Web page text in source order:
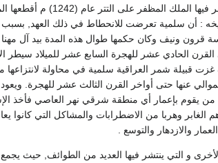
وملوك حماة التقويين وبعد
: أن سلمية تعرضت للانحطاط في ذلك العهد, بسبب
ونيف وكان حكمها طوال هذه المدة بيد آل مهنا
القرن الحادي عشر للهجرة السابع عشر للميلاد
قبيلة شمر العراقية سلمية في محاولة
من يقوم بإعمار أي منطقة شرقي نهر العاصي فأخذ
الغابر وهربا من الاضطرابات والمشاكل التي كانوا
والازدهار والتوسع .
و التي ينتشر فيها العديد من الطوائف, حيث